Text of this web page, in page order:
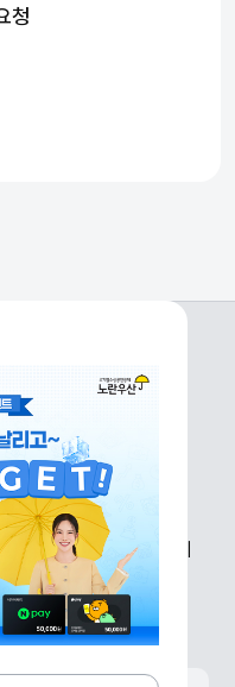
청
의도동) 중소기업중앙회